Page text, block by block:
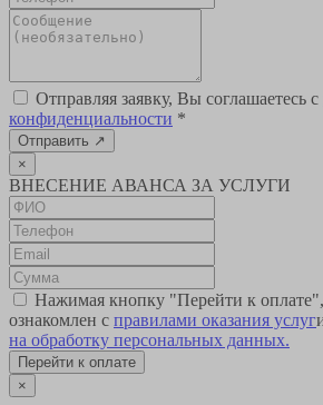
Отправляя заявку, Вы соглашаетесь с
конфиденциальности *
Отправить ↗
×
ВНЕСЕНИЕ АВАНСА ЗА УСЛУГИ
Нажимая кнопку "Перейти к
ознакомлен с правилами оказания услуг
на обработку персональных данных.
Перейти к оплате
×